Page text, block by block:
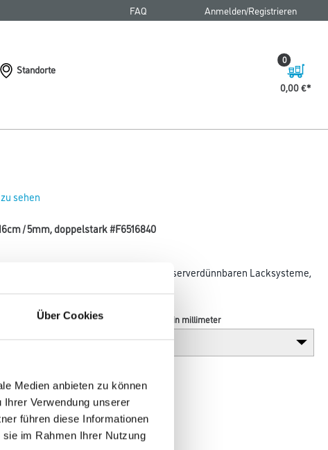
Über Cookies
Medien anbieten zu können
Verwendung unserer
führen diese Informationen
im Rahmen Ihrer Nutzung
FAQ Anmelden/Registrieren
Standorte
0,00 €
0
sehen
/ 5mm, doppelstark #F6516840
und abgabe. Für alle wasserverdünnbaren Lacksysteme,
Durchmesser in millimeter